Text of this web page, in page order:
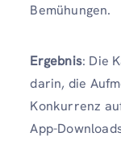
Bemühungen.
Ergebnis: Die
darin, die
Konkurrenz
App-